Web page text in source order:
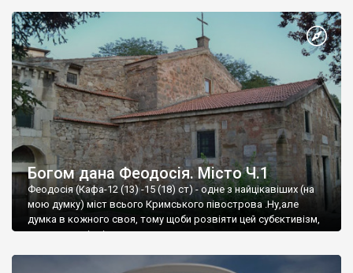
Богом дана Феодосія. Місто Ч.1
Феодосія (Кафа-12 (13) -15 (18) ст) - одне з найцікавіших (на
мою думку) міст всього Кримського півострова .Ну,але
думка в кожного своя, тому щоби розвіяти цей субєктивізм,
запрошую відвідати це